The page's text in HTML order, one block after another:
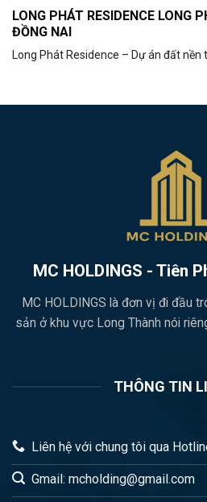
LONG PHÁT RESIDENCE LONG
ĐỒNG NAI
Long Phát Residence – Dự án đất nền
MC HOLDINGS - Tiên
MC HOLDINGS là đơn vị đi đầu
sản ở khu vực Long Thành nói
THÔNG TIN
Liên hệ với chung tôi qua
Gmail: mcholding@gmail.com